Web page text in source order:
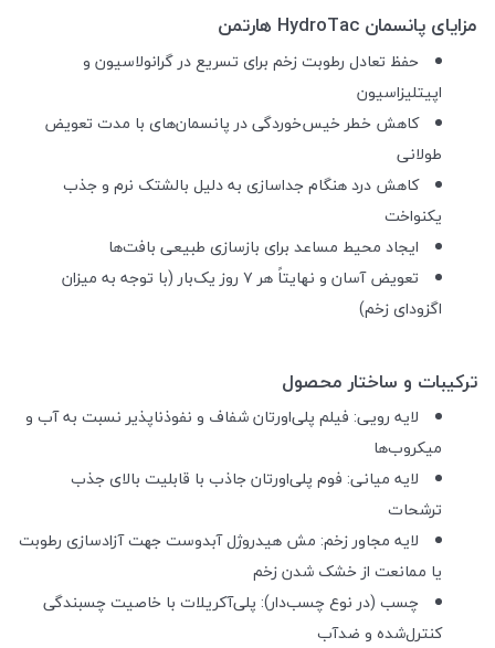
مزایای پانسمان HydroTac هارتمن
حفظ تعادل رطوبت زخم برای تسریع در گرانولاسیون و
اپیتلیزاسیون
کاهش خطر خیس‌خوردگی در پانسمان‌های با مدت تعویض
طولانی
کاهش درد هنگام جداسازی به دلیل بالشتک نرم و جذب
یکنواخت
ایجاد محیط مساعد برای بازسازی طبیعی بافت‌ها
تعویض آسان و نهایتاً هر ۷ روز یک‌بار (با توجه به میزان
اگزودای زخم)
ترکیبات و ساختار محصول
لایه رویی: فیلم پلی‌اورتان شفاف و نفوذناپذیر نسبت به آب و
میکروب‌ها
لایه میانی: فوم پلی‌اورتان جاذب با قابلیت بالای جذب
ترشحات
لایه مجاور زخم: مش هیدروژل آبدوست جهت آزادسازی رطوبت
یا ممانعت از خشک شدن زخم
چسب (در نوع چسب‌دار): پلی‌آکریلات با خاصیت چسبندگی
کنترل‌شده و ضدآب